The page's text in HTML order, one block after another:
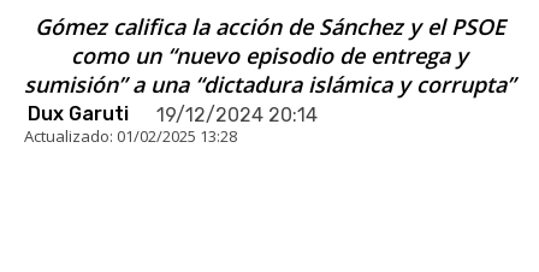
Gómez califica la acción de Sánchez y el PSOE
como un “nuevo episodio de entrega y
sumisión” a una “dictadura islámica y corrupta”
Dux Garuti 19/12/2024 20:14
Actualizado: 01/02/2025 13:28